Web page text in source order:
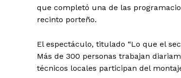
que completó una de las
recinto porteño.
El espectáculo, titulado “Lo que el
Más de 300 personas trabajan
técnicos locales participan del